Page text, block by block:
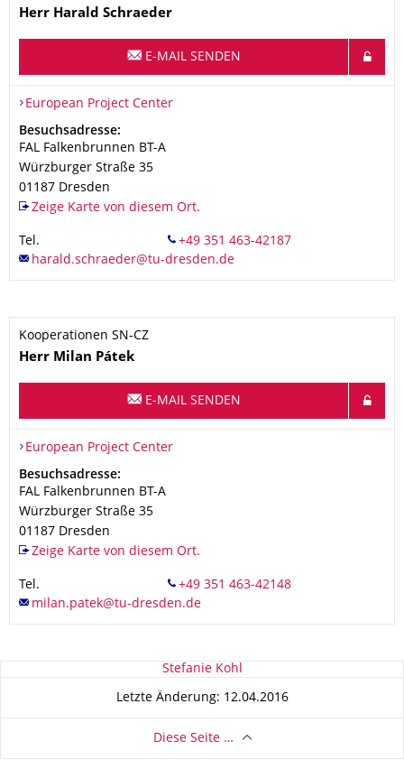
Name
Herr Harald Schraeder
E-MAIL SENDEN
Organisationsname
European Project Center
European Project Center
Adresse
Besuchsadresse:
FAL Falkenbrunnen BT-A
Würzburger Straße 35
01187 Dresden
Zeige Karte von diesem Ort.
Tel.
Kooperationen SN-CZ
Name
Herr Milan Pátek
E-MAIL SENDEN
Organisationsname
European Project Center
European Project Center
Adresse
Besuchsadresse:
FAL Falkenbrunnen BT-A
Würzburger Straße 35
01187 Dresden
Zeige Karte von diesem Ort.
Tel.
Zu dieser Seite Stefanie Kohl
Letzte Änderung: 12.04.2016
Diese Seite …